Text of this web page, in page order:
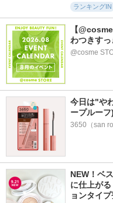
ランキングIN
【
わつきす
@cosme
今日は"や
ープルー
3650（san
NEW！ベ
に仕上が
ョンタイ